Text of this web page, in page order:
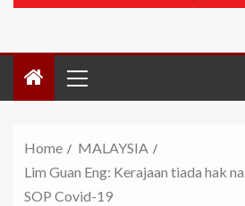
Home
MALAYSIA
Lim Guan Eng: Kerajaan tiada hak
SOP Covid-19